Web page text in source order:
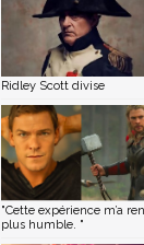
Ridley Scott divise
"Cette expérience m’a
plus humble. "